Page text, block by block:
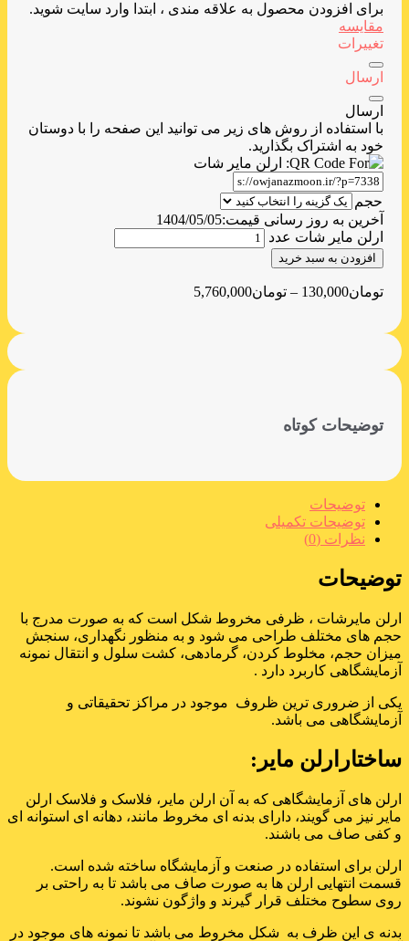
برای افزودن محصول به علاقه مندی ، ابتدا وارد سایت شوید.
مقایسه
تغییرات
ارسال
ارسال
با استفاده از روش های زیر می توانید این صفحه را با دوستان
خود به اشتراک بگذارید.
حجم
آخرین به روز رسانی قیمت:1404/05/05
ارلن مایر شات عدد
افزودن به سبد خرید
تومان130,000
– تومان5,760,000
توضیحات کوتاه
توضیحات
توضیحات تکمیلی
نظرات (0)
توضیحات
ارلن مایرشات ، ظرفی مخروط شکل است که به صورت مدرج با
حجم های مختلف طراحی می شود و به منظور نگهداری، سنجش
میزان حجم، مخلوط کردن، گرمادهی، کشت سلول و انتقال نمونه
آزمایشگاهی کاربرد دارد .
یکی از ضروری ترین ظروف موجود در مراکز تحقیقاتی و
آزمایشگاهی می باشد.
ساختارارلن مایر:
ارلن های آزمایشگاهی که به آن ارلن مایر، فلاسک و فلاسک ارلن
مایر نیز می گویند، دارای بدنه ای مخروط مانند، دهانه ای استوانه ای
و کفی صاف می باشند.
ارلن برای استفاده در صنعت و آزمایشگاه ساخته شده است.
قسمت انتهایی ارلن ها به صورت صاف می باشد تا به راحتی بر
روی سطوح مختلف قرار گیرند و واژگون نشوند.
بدنه ی این ظرف به شکل مخروط می باشد تا نمونه های موجود در